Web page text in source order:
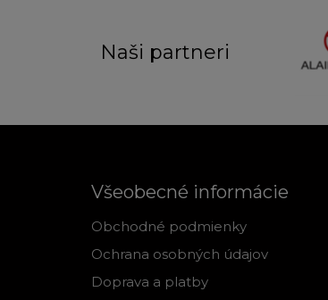
Naši partneri
Všeobecné informácie
Obchodné podmienky
Ochrana osobných údajov
Doprava a platby